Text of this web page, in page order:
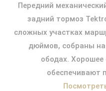
Передний
задний тормоз
сложных участках
дюймов, собраны
ободах. Хорошее
обеспечивают